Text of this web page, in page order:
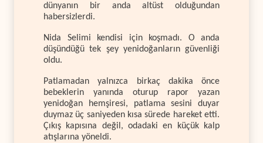
dünyanın bir anda altüst olduğundan
habersizlerdi.
Nida Selimi kendisi için koşmadı. O anda
düşündüğü tek şey yenidoğanların güvenliği
oldu.
Patlamadan yalnızca birkaç dakika önce
bebeklerin yanında oturup rapor yazan
yenidoğan hemşiresi, patlama sesini duyar
duymaz üç saniyeden kısa sürede hareket etti.
Çıkış kapısına değil, odadaki en küçük kalp
atışlarına yöneldi.